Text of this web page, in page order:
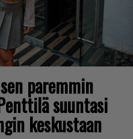
paremmin
suuntasi
keskustaan